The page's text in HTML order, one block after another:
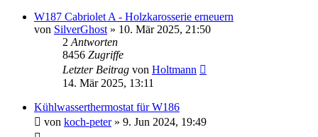
W187 Cabriolet A - Holzkarosserie erneuern
von SilverGhost » 10. Mär 2025, 21:50
2 Antworten
8456 Zugriffe
Letzter Beitrag von Holtmann
14. Mär 2025, 13:11
Kühlwasserthermostat für W186
von koch-peter» 9. Jun 2024, 19:49